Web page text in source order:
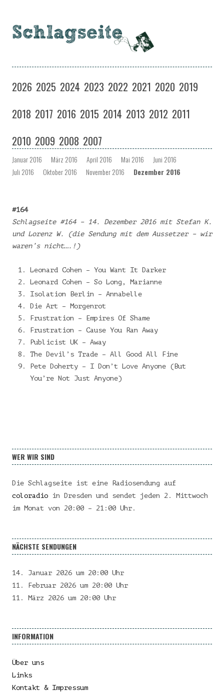
Zum
springen
2026 2025 2024 2023 2022 2021 2020 2019
2018 2017 2016 2015 2014 2013 2012 2011
2010 2009 2008 2007
Januar 2016 März 2016 April 2016 Mai 2016
Juni 2016
Juli 2016
Oktober 2016 November 2016 Dezember 2016
#164
Schlagseite #164 – 14. Dezember 2016 mit Stefan K.
und Lorenz W. (die Sendung mit dem Aussetzer – wir
waren’s nicht….!)
Leonard Cohen – You Want It Darker
Leonard Cohen – So Long, Marianne
Isolation Berlin – Annabelle
Die Art – Morgenrot
Frustration – Empires Of Shame
Frustration – Cause You Ran Away
Publicist UK – Away
The Devil’s Trade – All Good All Fine
Pete Doherty – I Don’t Love Anyone (But
You’re Not Just Anyone)
WER WIR SIND
Die Schlagseite ist eine Radiosendung auf
coloradio in Dresden und sendet jeden 2. Mittwoch
im Monat von 20:00 – 21:00 Uhr.
NÄCHSTE SENDUNGEN
14. Januar 2026 um 20:00 Uhr
11. Februar 2026 um 20:00 Uhr
11. März 2026 um 20:00 Uhr
INFORMATION
Über uns
Links
Kontakt & Impressum